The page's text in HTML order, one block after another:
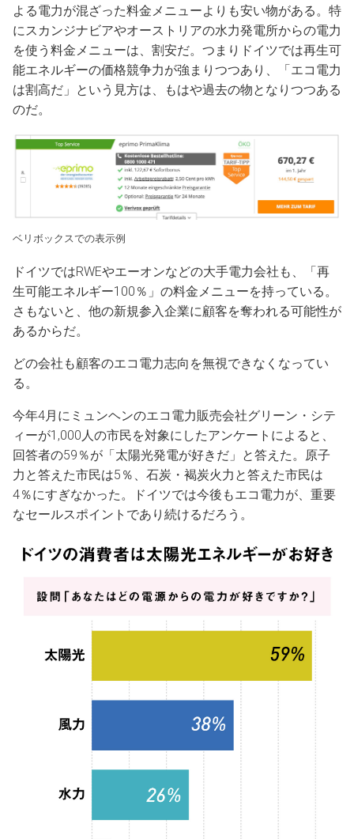
よる電力が混ざった料金メニューよりも安い物がある。特
にスカンジナビアやオーストリアの水力発電所からの電力
を使う料金メニューは、割安だ。つまりドイツでは再生可
能エネルギーの価格競争力が強まりつつあり、「エコ電力
は割高だ」という見方は、もはや過去の物となりつつある
のだ。
ベリボックスでの表示例
ドイツではRWEやエーオンなどの大手電力会社も、「再
生可能エネルギー100％」の料金メニューを持っている。
さもないと、他の新規参入企業に顧客を奪われる可能性が
あるからだ。
どの会社も顧客のエコ電力志向を無視できなくなってい
る。
今年4月にミュンヘンのエコ電力販売会社グリーン・シテ
ィーが1,000人の市民を対象にしたアンケートによると、
回答者の59％が「太陽光発電が好きだ」と答えた。原子
力と答えた市民は5％、石炭・褐炭火力と答えた市民は
4％にすぎなかった。ドイツでは今後もエコ電力が、重要
なセールスポイントであり続けるだろう。